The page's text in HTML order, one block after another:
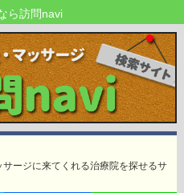
ら訪問navi
ージに来てくれる治療院を探せるサ